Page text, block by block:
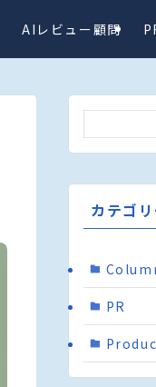
AIレビュー顧問
カテゴリ
PR